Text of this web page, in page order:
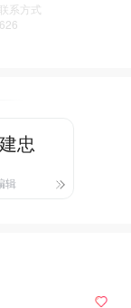
系方式
忠
辑